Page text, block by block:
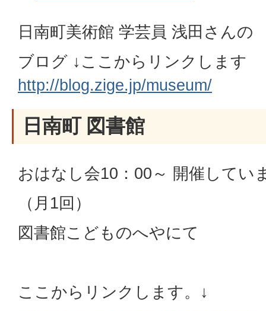
日南町美術館 学芸員 浅田さんの
ブログ ↓ここからリンクします
http://blog.zige.jp/museum/
日南町 図書館
おはなし会10：00～ 開催してい
（月1回）
図書館こどものへやにて
ここからリンクします。↓